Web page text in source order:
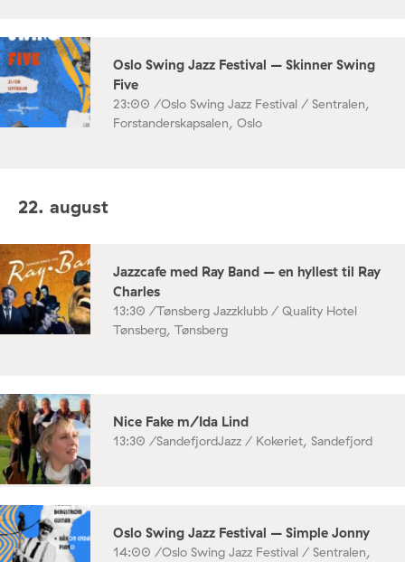
Oslo Swing Jazz Festival – Skinner Swing
Five
23:00 /Oslo Swing Jazz Festival / Sentralen,
Forstanderskapsalen, Oslo
22. august
Jazzcafe med Ray Band – en hyllest til Ray
Charles
13:30 /Tønsberg Jazzklubb / Quality Hotel
Tønsberg, Tønsberg
Nice Fake m/Ida Lind
13:30 /SandefjordJazz / Kokeriet, Sandefjord
Oslo Swing Jazz Festival – Simple Jonny
14:00 /Oslo Swing Jazz Festival / Sentralen,